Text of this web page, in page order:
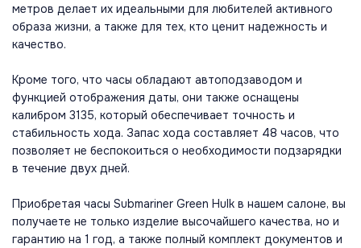
метров делает их идеальными для любителей активного
образа жизни, а также для тех, кто ценит надежность и
качество.
Кроме того, что часы обладают автоподзаводом и
функцией отображения даты, они также оснащены
калибром 3135, который обеспечивает точность и
стабильность хода. Запас хода составляет 48 часов, что
позволяет не беспокоиться о необходимости подзарядки
в течение двух дней.
Приобретая часы Submariner Green Hulk в нашем салоне, вы
получаете не только изделие высочайшего качества, но и
гарантию на 1 год, а также полный комплект документов и